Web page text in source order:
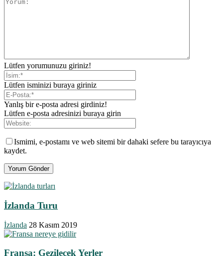
Lütfen yorumunuzu giriniz!
Lütfen isminizi buraya giriniz
Yanlış bir e-posta adresi girdiniz!
Lütfen e-posta adresinizi buraya girin
Ismimi, e-postamı ve web sitemi bir dahaki sefere bu tarayıcıya
kaydet.
İzlanda Turu
İzlanda 28 Kasım 2019
Fransa: Gezilecek Yerler